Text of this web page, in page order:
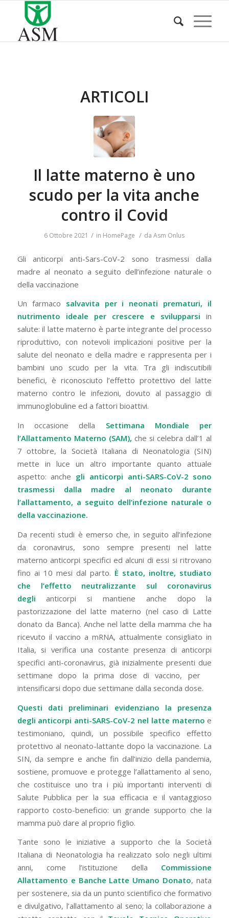
ARTICOLI
Il latte materno è uno
scudo per la vita anche
contro il Covid
6 Ottobre 2021 / in HomePage / daAsm Onlus
Gli anticorpi anti-Sars-CoV-2 sono trasmessi dalla
madre al neonato a seguito dell’infezione naturale o
della vaccinazione
Un farmaco salvavita per i neonati prematuri, il
nutrimento ideale per crescere e svilupparsiin
salute: il latte materno è parte integrante del processo
riproduttivo, con notevoli implicazioni positive per la
salute del neonato e della madre e rappresenta per i
bambini uno scudo per la vita. Tra gli indiscutibili
benefici, è riconosciuto l’effetto protettivo del latte
materno contro le infezioni, dovuto al passaggio di
immunoglobuline ed a fattori bioattivi.
In occasione della Settimana Mondiale per
l’Allattamento Materno (SAM), che si celebra dall’1 al
7 ottobre, la Società Italiana di Neonatologia (SIN)
mette in luce un altro importante quanto attuale
aspetto: anche gli anticorpi anti-SARS-CoV-2 sono
trasmessi dalla madre al neonato durante
l’allattamento, a seguito dell’infezione naturale o
della vaccinazione.
Da recenti studi è emerso che, in seguito all’infezione
da coronavirus, sono sempre presenti nel latte
materno anticorpi specifici ed alcuni di essi si ritrovano
fino ai 10 mesi dal parto. È stato, inoltre, studiato
che l’effetto neutralizzante sul coronavirus
deglianticorpi si mantiene anche dopo la
pastorizzazione del latte materno (nel caso di Latte
donato da Banca). Anche nel latte della mamma che ha
ricevuto il vaccino a mRNA, attualmente consigliato in
Italia, si verifica una costante presenza di anticorpi
specifici anti-coronavirus, già inizialmente presenti due
settimane dopo la prima dose di vaccino, per
intensificarsi dopo due settimane dalla seconda dose.
Questi dati preliminari evidenziano la presenza
degli anticorpi anti-SARS-CoV-2 nel latte maternoe
testimoniano, quindi, un possibile specifico effetto
protettivo al neonato-lattante dopo la vaccinazione. La
SIN, da sempre e anche fin dall’inizio della pandemia,
sostiene, promuove e protegge l’allattamento al seno,
che costituisce uno tra i più importanti interventi di
Salute Pubblica per la sua efficacia e il vantaggioso
rapporto costo-beneficio: un grande supporto che la
mamma può dare al proprio figlio.
Tante sono le iniziative a supporto che la Società
Italiana di Neonatologia ha realizzato solo negli ultimi
anni, come l’istituzione della Commissione
Allattamento e Banche Latte Umano Donato, nata
per sostenere, sia da un punto scientifico che formativo
e divulgativo, l’allattamento al seno; la collaborazione a